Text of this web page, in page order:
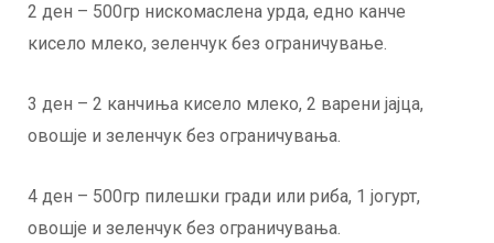
2 ден – 500гр нискомаслена урда, едно канче
кисело млеко, зеленчук без ограничување.
3 ден – 2 канчиња кисело млеко, 2 варени јајца,
овошје и зеленчук без ограничувања.
4 ден – 500гр пилешки гради или риба, 1 јогурт,
овошје и зеленчук без ограничувања.